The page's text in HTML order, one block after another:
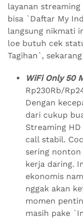
layanan
bisa `Daftar My
langsung nikmati
loe butuh cek
Tagihan`,
WiFi Only 50
Rp230Rb/
Dengan
dari cukup
Streaming
call stabil.
sering nonton
kerja daring.
ekonomis
nggak akan
momen
masih pake